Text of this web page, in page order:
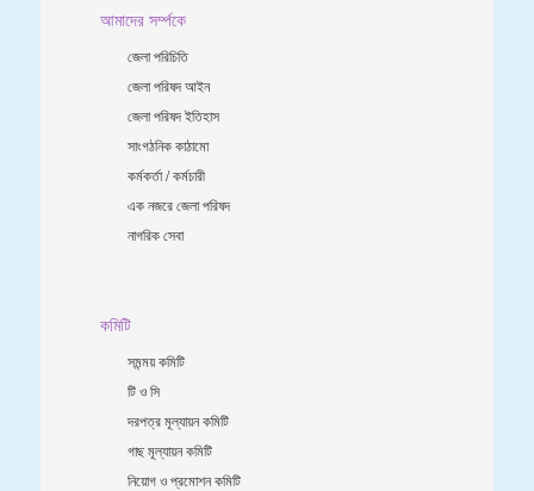
আমাদের সর্ম্পকে
জেলা পরিচিতি
জেলা পরিষদ আইন
জেলা পরিষদ ইতিহাস
সাংগঠনিক কাঠামো
কর্মকর্তা / কর্মচারী
এক নজরে জেলা পরিষদ
নাগরিক সেবা
কমিটি
সমন্ময় কমিটি
টি ও সি
দরপত্র মূল্যায়ন কমিটি
গাছ মূল্যায়ন কমিটি
নিয়োগ ও প্রমোশন কমিটি